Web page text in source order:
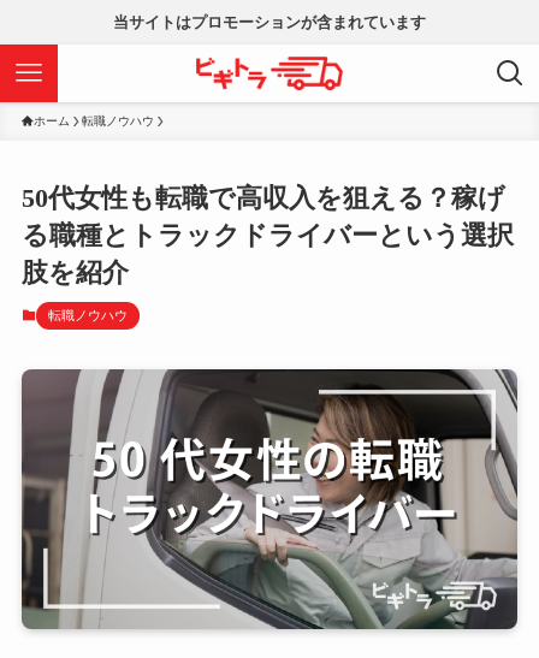
当サイトはプロモーションが含まれています
ホーム 転職ノウハウ
50代女性も転職で高収入を狙える？稼げ
る職種とトラックドライバーという選択
肢を紹介
転職ノウハウ